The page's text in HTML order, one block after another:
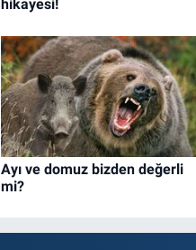
hikayesi!
Ayı ve domuz bizden değerli
mi?